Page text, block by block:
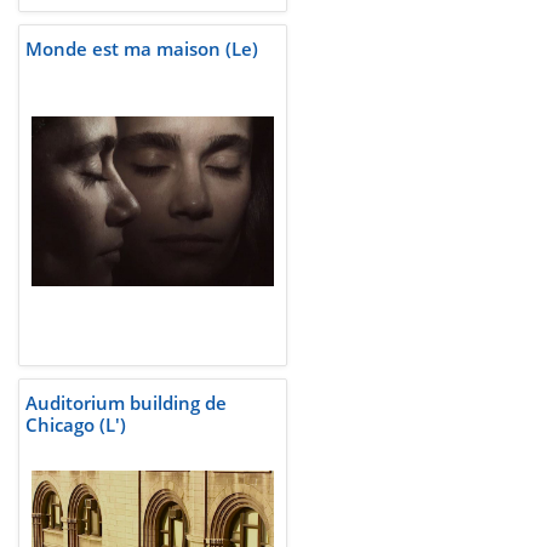
Monde est ma maison (Le)
Auditorium building de
Chicago (L')